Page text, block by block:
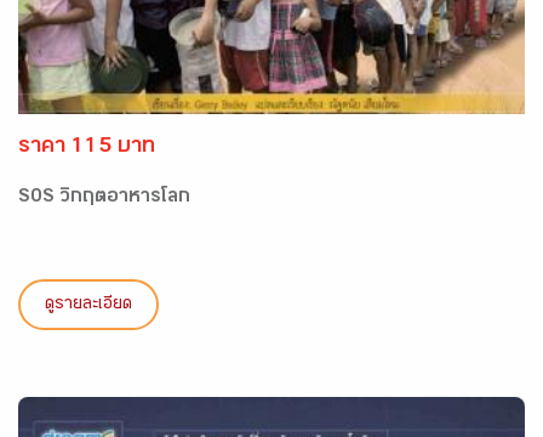
ราคา 115 บาท
SOS วิกฤตอาหารโลก
ดูรายละเอียด